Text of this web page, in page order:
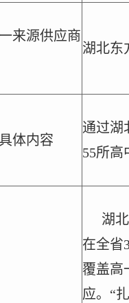
来源供应商
湖北东
体内容
通过湖
55所高
湖
在全省
覆盖高
应。“